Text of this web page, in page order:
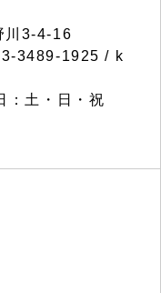
川3-4-16
3489-1925 / k
：土・日・祝